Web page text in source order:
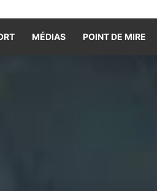
MÉDIAS POINT DE MIRE